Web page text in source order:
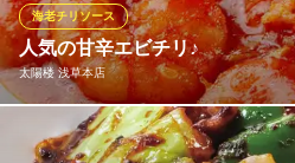
中国飯店 天福楼
食べ飲み放題＆中華料理
地下鉄銀座線稲荷町駅 徒歩3分
東京都台東区元浅草4-8-8
人気の甘辛エビチリ♪
太陽楼 浅草本店
海老チリソース
厳選したエビを特製甘辛タレで絡ま